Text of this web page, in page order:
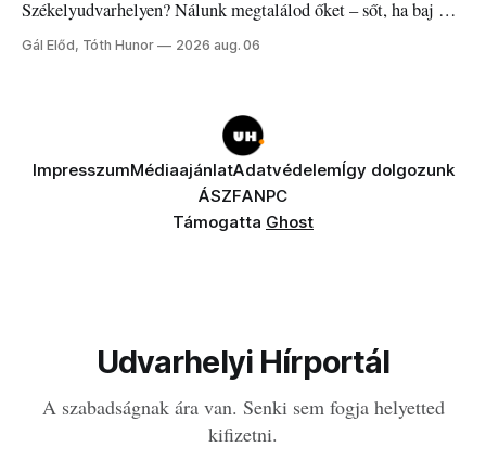
Székelyudvarhelyen? Nálunk megtalálod őket – sőt, ha baj van
a fogaddal, a fogorvosi ügyeletet is!
Gál Előd, Tóth Hunor 2026 aug. 06
ImpresszumMédiaajánlatAdatvédelemÍgy dolgozunk
ÁSZFANPC
Támogatta Ghost
Udvarhelyi Hírportál
A szabadságnak ára van. Senki sem fogja helyetted
kifizetni.